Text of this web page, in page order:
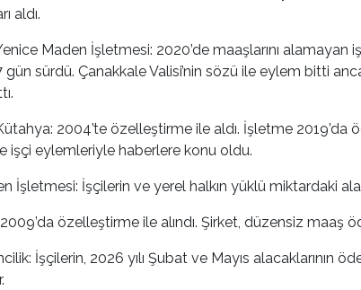
aldı.
Maden İşletmesi: 2020’de maaşlarını alamayan
gün sürdü. Çanakkale Valisi’nin sözü ile eylem bitti
2004’te özelleştirme ile aldı. İşletme 2019’da
işçi eylemleriyle haberlere konu oldu.
İşletmesi: İşçilerin ve yerel halkın yüklü miktardaki
2009’da özelleştirme ile alındı. Şirket, düzensiz maaş
İşçilerin, 2026 yılı Şubat ve Mayıs alacaklarının